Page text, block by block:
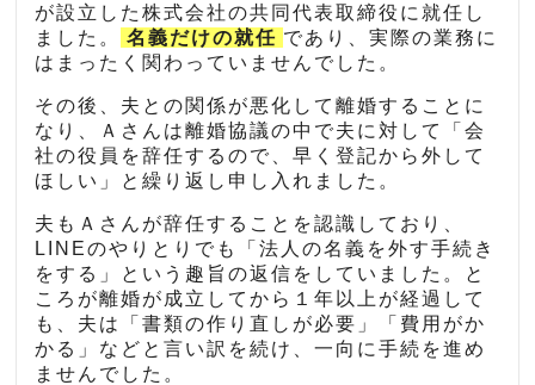
が設立した株式会社の共同代表取締役に就任し
ました。
名義だけの就任 であり、実際の業務に
はまったく関わっていませんでした。
その後、夫との関係が悪化して離婚することに
なり、Ａさんは離婚協議の中で夫に対して「会
社の役員を辞任するので、早く登記から外して
ほしい」と繰り返し申し入れました。
夫もＡさんが辞任することを認識しており、
LINEのやりとりでも「法人の名義を外す手続き
をする」という趣旨の返信をしていました。と
ころが離婚が成立してから１年以上が経過して
も、夫は「書類の作り直しが必要」「費用がか
かる」などと言い訳を続け、一向に手続を進め
ませんでした。